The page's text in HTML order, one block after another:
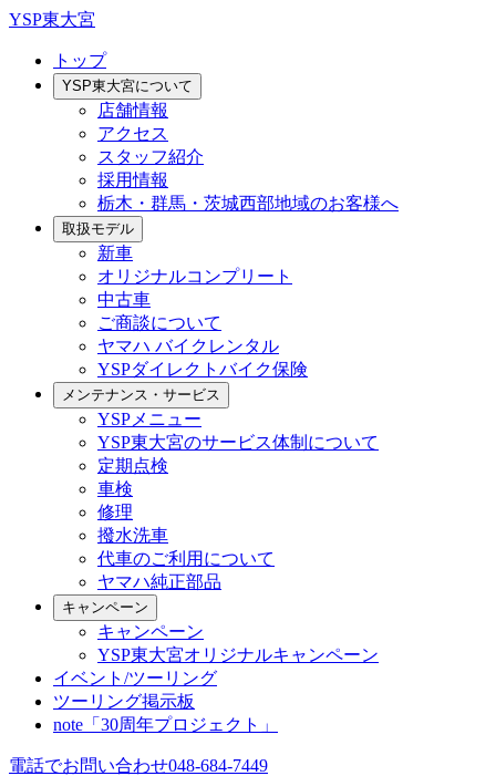
YSP東大宮
トップ
YSP東大宮について
店舗情報
アクセス
スタッフ紹介
採用情報
栃木・群馬・茨城西部地域のお客様へ
取扱モデル
新車
オリジナルコンプリート
中古車
ご商談について
ヤマハ バイクレンタル
YSPダイレクトバイク保険
メンテナンス・サービス
YSPメニュー
YSP東大宮のサービス体制について
定期点検
車検
修理
撥水洗車
代車のご利用について
ヤマハ純正部品
キャンペーン
キャンペーン
YSP東大宮オリジナルキャンペーン
イベント/ツーリング
ツーリング掲示板
note「30周年プロジェクト」
電話でお問い合わせ048-684-7449